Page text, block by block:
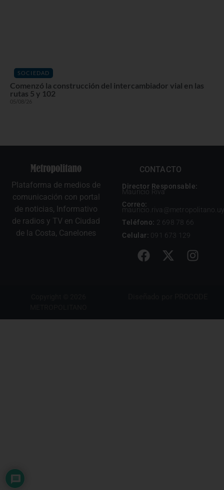
SOCIEDAD
Comenzó la construcción del intercambiador vial en las
rutas 5 y 102
05/08/26
Plataforma de medios de
comunicación con portal
de noticias, Informativo
de radios y TV en Ciudad
de la Costa, Canelones
CONTACTO
Director Responsable:
Mauricio Riva
Correo:
mauricio.riva@metropolitano.uy
Teléfono: 2 698 78 66
Celular: 091 673 129